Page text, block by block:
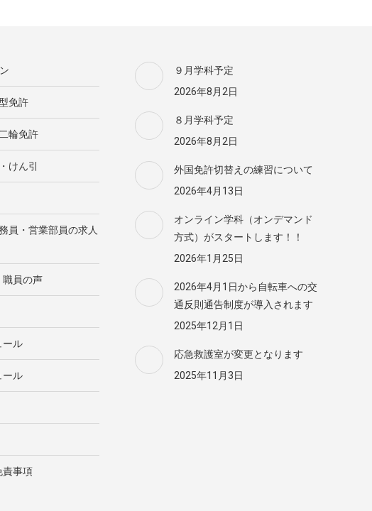
免許
輪免許
けん引
員・営業部員の求人
職員の声
ール
ール
責事項
９月学科予定
2026年8月2日
８月学科予定
2026年8月2日
外国免許切替えの練習について
2026年4月13日
オンライン学科（オンデマンド
方式）がスタートします！！
2026年1月25日
2026年4月1日から自転車への交
通反則通告制度が導入されます
2025年12月1日
応急救護室が変更となります
2025年11月3日